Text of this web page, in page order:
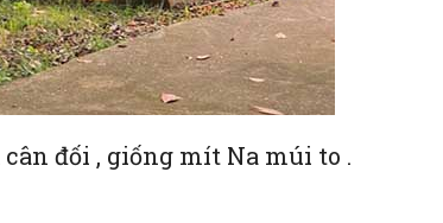
đối , giống mít Na múi to .